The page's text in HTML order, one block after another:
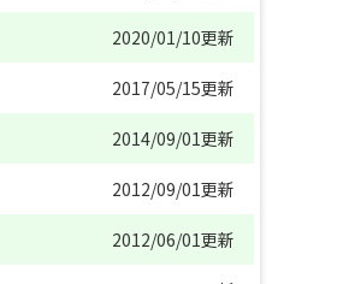
2020/01/10更新
2017/05/15更新
2014/09/01更新
2012/09/01更新
2012/06/01更新